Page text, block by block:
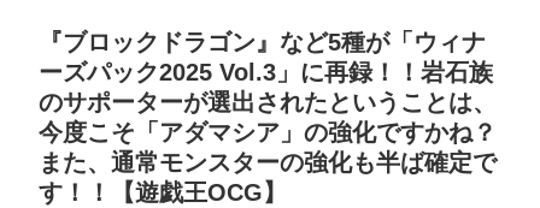
『ブロックドラゴン』など5種が「ウィナ
ーズパック2025 Vol.3」に再録！！岩石族
のサポーターが選出されたということは、
今度こそ「アダマシア」の強化ですかね？
また、通常モンスターの強化も半ば確定で
す！！【遊戯王OCG】